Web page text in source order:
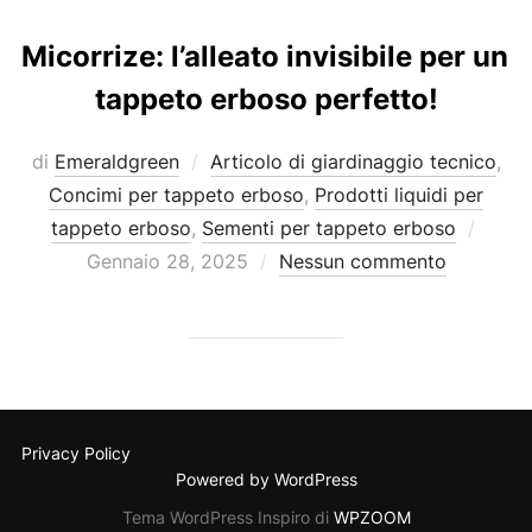
Micorrize: l’alleato invisibile per un
tappeto erboso perfetto!
di Emeraldgreen Articolo di giardinaggio tecnico,
Concimi per tappeto erboso, Prodotti liquidi per
tappeto erboso, Sementi per tappeto erboso
Gennaio 28, 2025 Nessun commento
Privacy Policy
Powered by WordPress
Tema WordPress Inspiro di WPZOOM